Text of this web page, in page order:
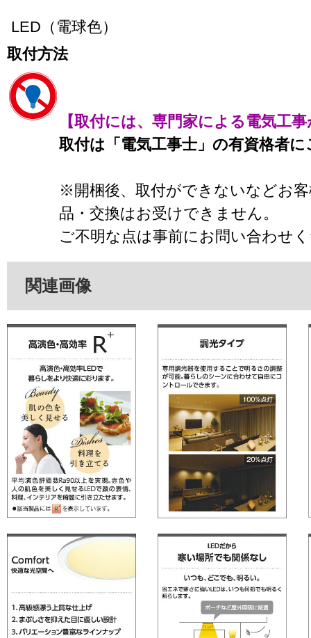
LED（電球色）
取付方法
【取付には、専門家による電気工
取付は「電気工事士」の有資格者
※開梱後、取付ができないなどお
品・交換はお受けできません。
ご不明な点は事前にお問い合わせ
関連画像